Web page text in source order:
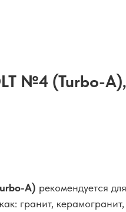
№4 (Turbo-
А) рекомендуется
гранит,